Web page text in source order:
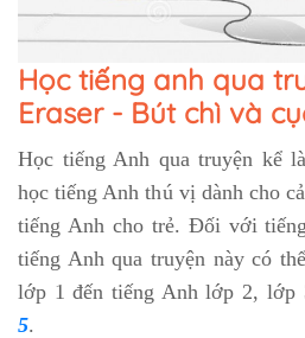
Học tiếng anh qua
Eraser - Bút chì và
Học tiếng Anh qua truyện kể
học tiếng Anh thú vị dành cho
tiếng Anh cho trẻ. Đối với
tiếng Anh qua truyện này có
lớp 1 đến tiếng Anh lớp 2, lớp
5.